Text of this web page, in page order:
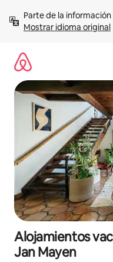
contenidoMostrar idioma original
Alojamientos
Jan Mayen